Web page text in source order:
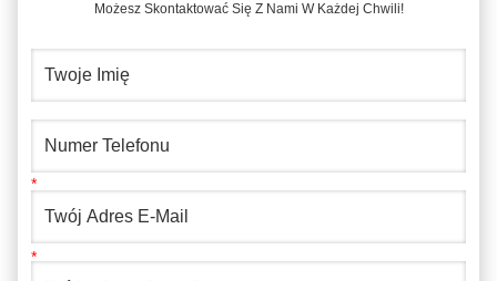
Możesz Skontaktować Się Z Nami W Każdej Chwili!